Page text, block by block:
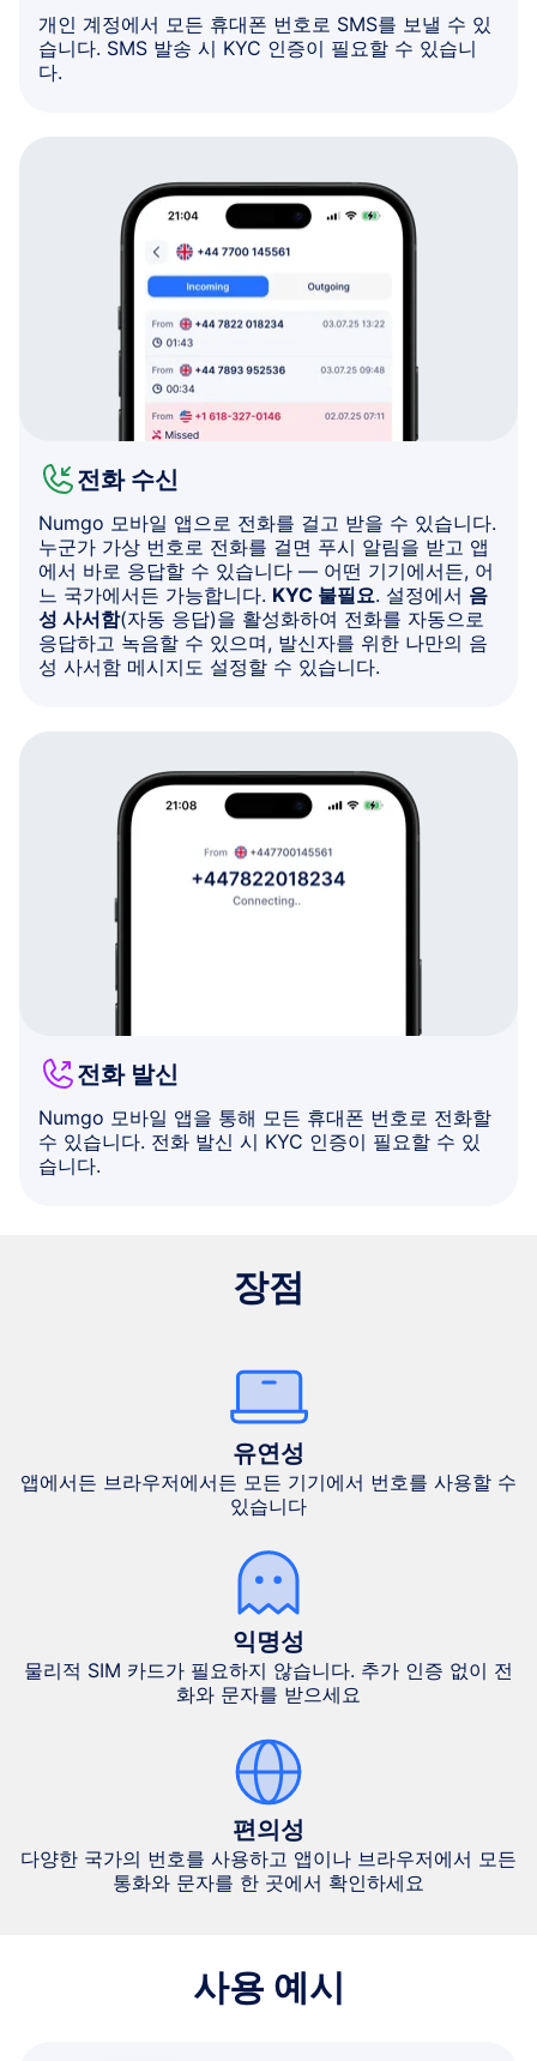
개인 계정에서 모든 휴대폰 번호로 SMS를 보낼 수 있
습니다. SMS 발송 시 KYC 인증이 필요할 수 있습니
다.
전화 수신
Numgo 모바일 앱으로 전화를 걸고 받을 수 있습니다.
누군가 가상 번호로 전화를 걸면 푸시 알림을 받고 앱
에서 바로 응답할 수 있습니다 — 어떤 기기에서든, 어
느 국가에서든 가능합니다. KYC 불필요. 설정에서 음
성 사서함(자동 응답)을 활성화하여 전화를 자동으로
응답하고 녹음할 수 있으며, 발신자를 위한 나만의 음
성 사서함 메시지도 설정할 수 있습니다.
전화 발신
Numgo 모바일 앱을 통해 모든 휴대폰 번호로 전화할
수 있습니다. 전화 발신 시 KYC 인증이 필요할 수 있
습니다.
장점
유연성
앱에서든 브라우저에서든 모든 기기에서 번호를 사용할 수
있습니다
익명성
물리적 SIM 카드가 필요하지 않습니다. 추가 인증 없이 전
화와 문자를 받으세요
편의성
다양한 국가의 번호를 사용하고 앱이나 브라우저에서 모든
통화와 문자를 한 곳에서 확인하세요
사용 예시